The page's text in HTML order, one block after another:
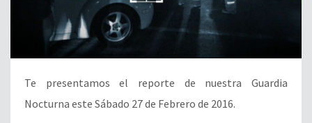
Te presentamos el reporte de nuestra Guardia
Nocturna este Sábado 27 de Febrero de 2016.